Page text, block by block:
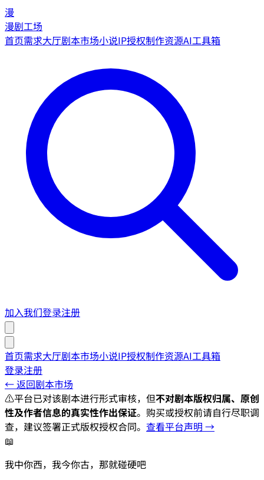
漫
漫剧工场
首页需求大厅剧本市场小说IP授权制作资源AI工具箱
加入我们登录注册
首页需求大厅剧本市场小说IP授权制作资源AI工具箱
登录注册
← 返回剧本市场
⚠️平台已对该剧本进行形式审核，但不对剧本版权归属、原创
性及作者信息的真实性作出保证。购买或授权前请自行尽职调
查，建议签署正式版权授权合同。 查看平台声明 →
📖
我中你西，我今你古，那就碰硬吧